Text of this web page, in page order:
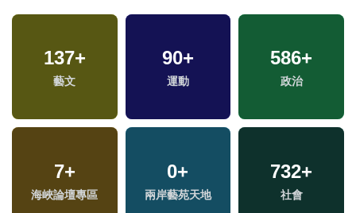
137+
藝文
90+
運動
586+
政治
7+
海峽論壇專區
0+
兩岸藝苑天地
732+
社會